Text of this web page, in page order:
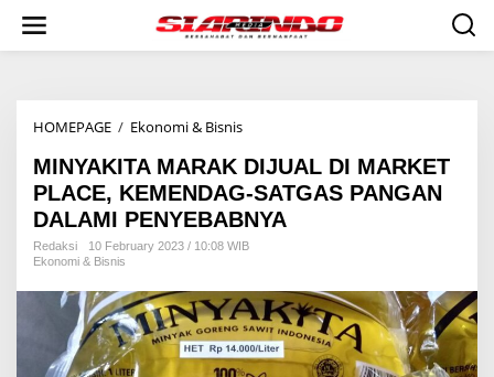
i
HOMEPAGE / Ekonomi & Bisnis
N
Y
A
K
I
M
A
R
A
MINYAKITA MARAK DIJUAL DI MARKET
PLACE, KEMENDAG-SATGAS PANGAN
DALAMI PENYEBABNYA
Redaksi
10 February 2023 / 10:08 WIB
Ekonomi & Bisnis